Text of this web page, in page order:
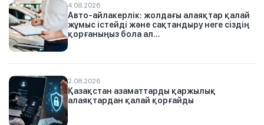
4.08.2026
Авто-айлакерлік: жолдағы алаяқтар қалай
жұмыс істейді және сақтандыру неге сіздің
қорғаныңыз бола ал...
2.08.2026
Қазақстан азаматтарды қаржылық
алаяқтардан қалай қорғайды